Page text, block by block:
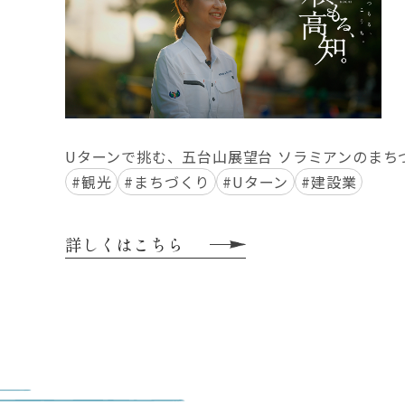
Uターンで挑む、五台山展望台 ソラミアンのまち
#観光
#まちづくり #Uターン #建設業
詳しくはこちら